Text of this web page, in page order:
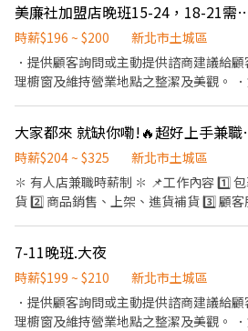
或收據。 ·負責或協助商品訂購事宜 ·協助團購取貨事宜 ．負責在
當班結束後統計以及結算帳務、盤點貨品
美廉社加盟店晚班15-24，
時薪$196 ~ $200
新北市土城區
．提供顧客詢問或主動提供諮商建議給
理櫥窗及維持營業地點之整潔及美觀。
束營業前，統計銷售情形、盤點貨品存
大家都來 就
時薪$204 ~ $325
新北市土城區
✽ 有人店兼職時薪制 ✽ 📌工作內容 1️⃣
貨 2️⃣ 商品銷售、上架、進貨補貨 3️⃣ 顧
11:00-17:30 （主要以6小時班別為主）
22:45 📍需配合週一至週日排班 📍一週至
次 📍無法只固定單一時段 💰薪資待遇
貼／班別津貼／夜班津貼）
7-11晚班.大夜
時薪$199 ~ $210
新北市土城區
．提供顧客詢問或主動提供諮商建議給
理櫥窗及維持營業地點之整潔及美觀。